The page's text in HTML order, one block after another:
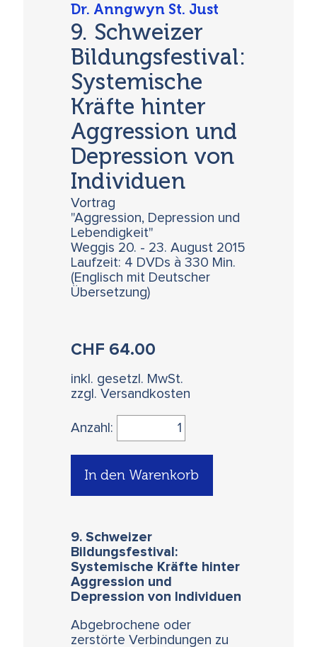
Dr. Anngwyn St. Just
9. Schweizer
Bildungsfestival:
Systemische
Kräfte hinter
Aggression und
Depression von
Individuen
Vortrag
"Aggression, Depression und
Lebendigkeit"
Weggis 20. - 23. August 2015
Laufzeit: 4 DVDs à 330 Min.
(Englisch mit Deutscher
Übersetzung)
CHF 64.00
inkl. gesetzl. MwSt.
zzgl. Versandkosten
Anzahl:
In den Warenkorb
9. Schweizer
Bildungsfestival:
Systemische Kräfte hinter
Aggression und
Depression von Individuen
Abgebrochene oder
zerstörte Verbindungen zu